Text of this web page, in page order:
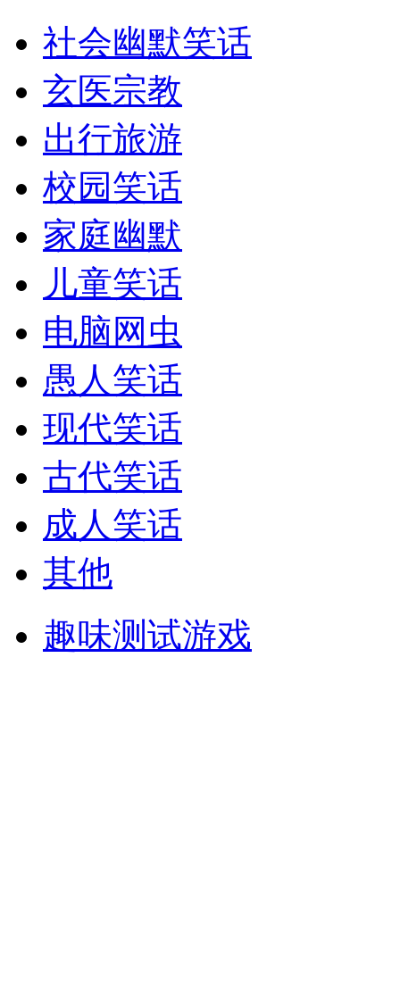
社会幽默笑话
玄医宗教
出行旅游
校园笑话
家庭幽默
儿童笑话
电脑网虫
愚人笑话
现代笑话
古代笑话
成人笑话
其他
趣味测试游戏